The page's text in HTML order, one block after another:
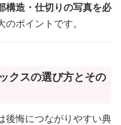
構造・仕切りの写真を必
ポイントです。
クスの選び方とその
後悔につながりやすい典